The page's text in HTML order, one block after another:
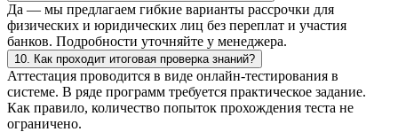
Да — мы предлагаем гибкие варианты рассрочки для
физических и юридических лиц без переплат и участия
банков. Подробности уточняйте у менеджера.
10. Как проходит итоговая проверка знаний?
Аттестация проводится в виде онлайн-тестирования в
системе. В ряде программ требуется практическое задание.
Как правило, количество попыток прохождения теста не
ограничено.